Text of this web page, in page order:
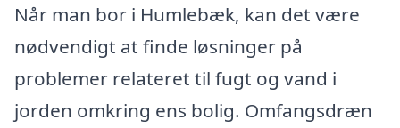
Når man bor i Humlebæk, kan det være
nødvendigt at finde løsninger på
problemer relateret til fugt og vand i
jorden omkring ens bolig. Omfangsdræn